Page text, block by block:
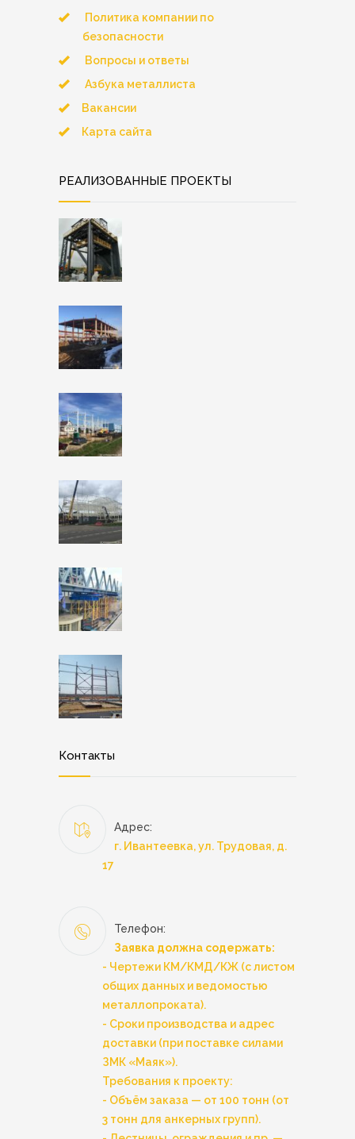
Политика компании по
безопасности
Вопросы и ответы
Азбука металлиста
Вакансии
Карта сайта
РЕАЛИЗОВАННЫЕ ПРОЕКТЫ
Контакты
Адрес:
г. Ивантеевка, ул. Трудовая, д.
17
Телефон:
Заявка должна содержать:
- Чертежи КМ/КМД/КЖ (с листом
общих данных и ведомостью
металлопроката).
- Сроки производства и адрес
доставки (при поставке силами
ЗМК «Маяк»).
Требования к проекту:
- Объём заказа — от 100 тонн (от
3 тонн для анкерных групп).